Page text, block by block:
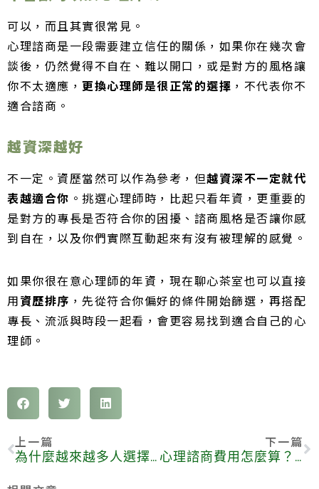
可以，而且其實很常見。
心理諮商是一段需要建立信任的關係，如果你在幾次會
談後，仍然覺得不自在、難以開口，或是對方的風格讓
你不太適應， 更換心理師是很正常的選擇 ，不代表你不
適合諮商。
越資深越好
不一定。資歷當然可以作為參考，但越資深不一定就代
表越適合你 。挑選心理師時，比起只看年資，更重要的
是對方的專長是否符合你的困擾、諮商風格是否讓你感
到自在，以及你們實際互動起來有沒有被理解的感覺。
如果你很在意心理師的年資，現在聊心茶室也可以直接
用資歷排序 ，先從符合你偏好的條件開始篩選，再搭配
專長、流派與時段一起看，會更容易找到適合自己的心
理師。
上一篇
為什麼越來越多人選擇線上心理諮商？3個原因讓你瞭解背後的趨勢
下一篇
心理諮商費用怎麼算？怎麼預約最省錢？